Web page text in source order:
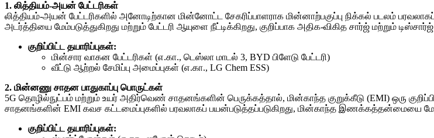
1. லித்தியம்-அயன் பேட்டரிகள்
லித்தியம்-அயன் பேட்டரிகளில் அனோடிற்கான மின்னோட்ட சேகரிப்பாளராக மின்னாற்பகுப்பு நிக்கல் படலம்
அடர்த்தியை மேம்படுத்துகிறது மற்றும் பேட்டரி ஆயுளை நீட்டிக்கிறது, குறிப்பாக அதிக-விகித சார்ஜ் மற்றும்
குறிப்பிட்ட தயாரிப்புகள்:
மின்சார வாகன பேட்டரிகள் (எ.கா., டெஸ்லா மாடல் 3, BYD பிளேடு பேட்டரி)
வீட்டு ஆற்றல் சேமிப்பு அமைப்புகள் (எ.கா., LG Chem ESS)
2. மின்னணு சாதன பாதுகாப்பு பொருட்கள்
5G தொழில்நுட்பம் மற்றும் உயர் அதிர்வெண் சாதனங்களின் பெருக்கத்தால், மின்காந்த குறுக்கீடு (EMI) ஒரு
சாதனங்களின் EMI கவச கட்டமைப்புகளில் பரவலாகப் பயன்படுத்தப்படுகிறது, மின்காந்த இணக்கத்தன்மையை
குறிப்பிட்ட தயாரிப்புகள்: